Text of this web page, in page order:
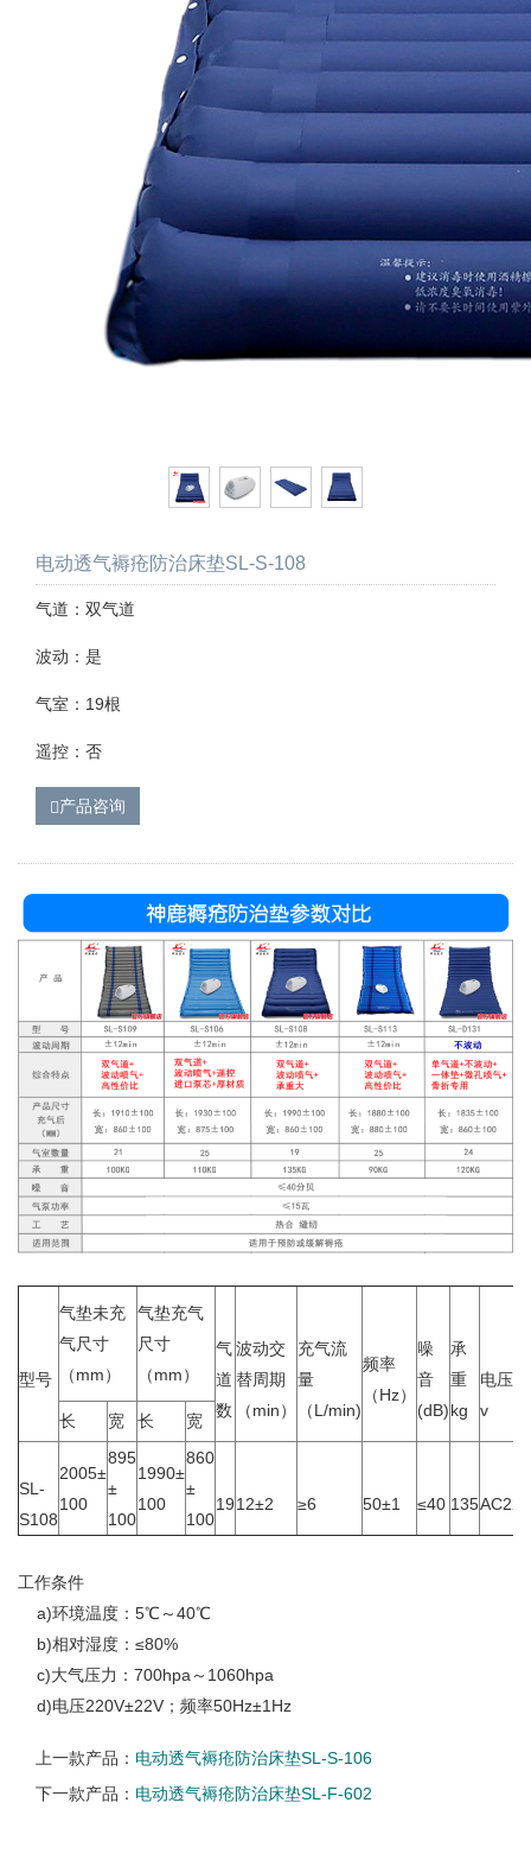
电动透气褥疮防治床垫SL-S-108
气道：双气道
波动：是
气室：19根
遥控：否
产品咨询
型号
气垫未充
气尺寸
（mm）
气垫充气
尺寸
（mm）
气
道
数
波动交
替周期
（min）
充气流
量
（L/min)
频率
（Hz）
噪
音
(dB)
承
重
kg
电压
v
长 宽 长 宽
SL-
S108
2005±
100
895
±
100
1990±
100
860
±
100
1912±2 ≥6 50±1 ≤40 135
工作条件
a)环境温度：5℃～40℃
b)相对湿度：≤80%
c)大气压力：700hpa～1060hpa
d)电压220V±22V；频率50Hz±1Hz
上一款产品： 电动透气褥疮防治床垫SL-S-106
下一款产品： 电动透气褥疮防治床垫SL-F-602